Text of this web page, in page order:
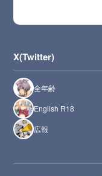
X(Twitter)
全年齢
English R18
広報